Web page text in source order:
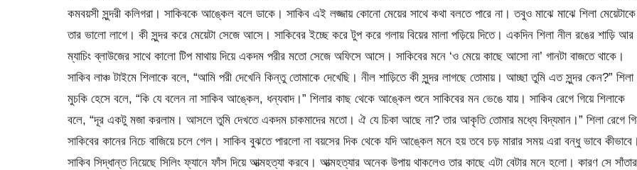
কমবয়সী সুন্দরী কলিগরা। সাকিবকে আঙ্কেল বলে ডাকে। সাকিব এই লজ্জায় কোনো মেয়ের সাথে কথা বলতে পারে না। তবুও মাঝে মাঝে শিলা মেয়েটাকে
তার ভালো লাগে। কী সুন্দর করে মেয়েটা সেজে আসে। সাকিবের ইচ্ছে করে টুপ করে গলায় বিয়ের মালা পড়িয়ে দিতে। একদিন শিলা নীল রঙের শাড়ি আর
ম্যাচিং ব্লাউজের সাথে কালো টিপ মাথায় দিয়ে একদম পরীর মতো সেজে অফিসে আসে। সাকিবের মনে ‘ও মেয়ে কাছে আসো না’ গানটা বাজতে থাকে।
সাকিব লাঞ্চ টাইমে শিলাকে বলে, “আমি পরী দেখেনি কিন্তু তোমাকে দেখেছি। নীল শাড়িতে কী সুন্দর লাগছে তোমায়। আচ্ছা তুমি এত সুন্দর কেন?” শিলা
মুচকি হেসে বলে, “কি যে বলেন না সাকিব আঙ্কেল, ধন্যবাদ।” শিলার কাছ থেকে আঙ্কেল শুনে সাকিবের মন ভেঙে যায়। সাকিব রেগে গিয়ে শিলাকে
বলে, “দূর একটু মজা করলাম। আসলে তুমি দেখতে একদম চাকমাদের মতো। ঐ যে চিকা আছে না? তার আকৃতি তোমার মধ্যে বিদ্যমান।” শিলা রেগে
সাকিবের কানের নিচে বাজিয়ে চলে গেল। সাকিব বুঝতে পারলো না বয়সের দিক থেকে যদি আঙ্কেল মনে হয় তবে চড় মারার সময় এরা বন্ধু ভাবে
সাকিব সিদ্ধান্ত নিয়েছে সিলিং ফ্যানে ফাঁস দিয়ে আত্মহত্যা করবে। আত্মহত্যার অনেক উপায় থাকলেও তার কাছে এটা বেটার মনে হলো। কারণ সে সাঁতার